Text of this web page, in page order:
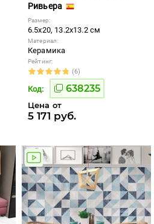
Ривьера
Размер:
6.5x20, 13.2x13.2 см
Материал:
Керамика
Рейтинг:
(6)
Код: 638235
Цена от
5 171 руб.